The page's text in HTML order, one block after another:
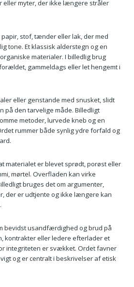
eller myter, der ikke længere stråler
papir, stof, tænder eller lak, der med
tone. Et klassisk alderstegn og en
materialer. I billedlig brug
gammeldags eller let hengemt i
eller genstande med snusket, slidt
på den tarvelige måde. Billedligt
metoder, lurvede kneb og en
rummer både synlig ydre forfald og
materialet er blevet sprødt, porøst eller
mørtel. Overfladen kan virke
bruges det om argumenter,
der er udtjente og ikke længere kan
bevidst usandfærdighed og brud på
kontrakter eller ledere efterlader et
integriteten er svækket. Ordet favner
og er centralt i beskrivelser af etisk